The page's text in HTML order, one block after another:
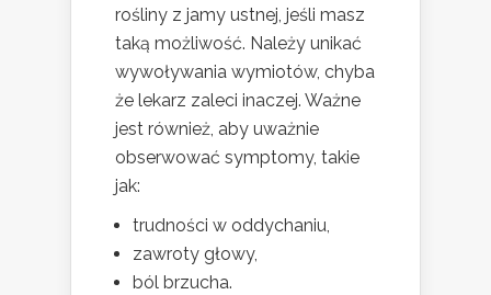
rośliny z jamy ustnej, jeśli masz
taką możliwość. Należy unikać
wywoływania wymiotów, chyba
że lekarz zaleci inaczej. Ważne
jest również, aby uważnie
obserwować symptomy, takie
jak:
trudności w oddychaniu,
zawroty głowy,
ból brzucha.